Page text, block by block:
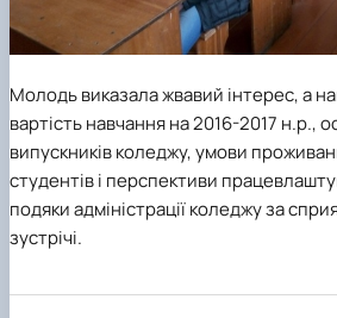
Молодь виказала жвавий інтерес, а
вартість навчання на 2016-2017 н.р.,
випускників коледжу, умови
студентів і перспективи
подяки адміністраціїколеджуза
зустрічі.